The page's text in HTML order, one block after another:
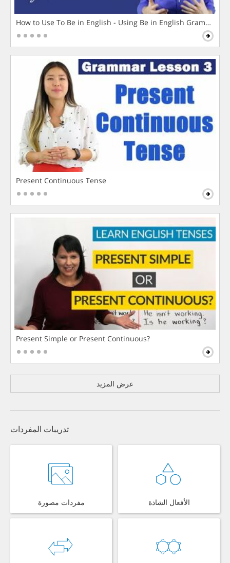
How to Use To Be in English - Using Be in English Grammar
Present Continuous Tense
Present Simple or Present Continuous?
عرض المزيد
تدريبات المفردات
مفردات مصورة الأفعال الشاذة